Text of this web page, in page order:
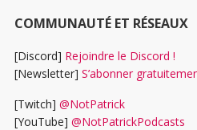
COMMUNAUTÉ ET RÉSEAUX
[Discord] Rejoindre le Discord !
[Newsletter] S’abonner
[Twitch] @NotPatrick
[YouTube] @NotPatrickPodcasts